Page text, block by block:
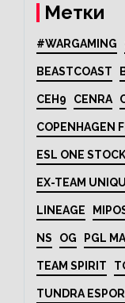
Метки
#WARGAMING
BEASTCOAST
CEH9 CENRA
COPENHAGEN
ESL ONE
EX-TEAM
LINEAGE
NS OG PGL
TEAM SPIRIT
TUNDRA